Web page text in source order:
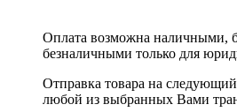
Оплата возможна наличными,
безналичными только для
Отправка товара на
любой из выбранных Вами